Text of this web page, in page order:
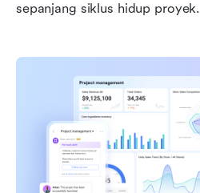
sepanjang siklus hidup proyek.